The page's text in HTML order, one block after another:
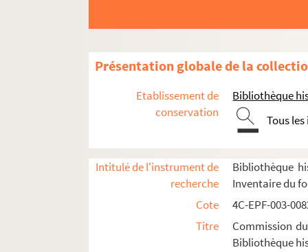
Présentation globale de la
Etablissement de
conservation
Bibliothèque
Tous
Intitulé de l'instrument de
recherche
Bibliothèque
Inventaire du
Cote
4C-EPF-003-
Titre
Commission
Bibliothèque
Dossier n° 37
Dossier n° 38
Dossier n° 39
Dossier n° 40
Dossier n° 45
Dossier n° 46